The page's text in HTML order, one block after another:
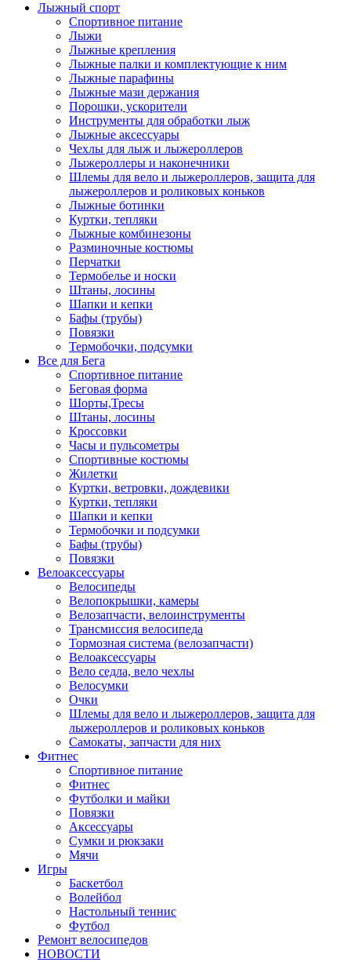
Лыжный спорт
Спортивное питание
Лыжи
Лыжные крепления
Лыжные палки и комплектующие к ним
Лыжные парафины
Лыжные мази держания
Порошки, ускорители
Инструменты для обработки лыж
Лыжные аксессуары
Чехлы для лыж и лыжероллеров
Лыжероллеры и наконечники
Шлемы для вело и лыжероллеров, защита для
лыжероллеров и роликовых коньков
Лыжные ботинки
Куртки, тепляки
Лыжные комбинезоны
Разминочные костюмы
Перчатки
Термобелье и носки
Штаны, лосины
Шапки и кепки
Бафы (трубы)
Повязки
Термобочки, подсумки
Все для Бега
Спортивное питание
Беговая форма
Шорты,Тресы
Штаны, лосины
Кроссовки
Часы и пульсометры
Спортивные костюмы
Жилетки
Куртки, ветровки, дождевики
Куртки, тепляки
Шапки и кепки
Термобочки и подсумки
Бафы (трубы)
Повязки
Велоаксессуары
Велосипеды
Велопокрышки, камеры
Велозапчасти, велоинструменты
Трансмиссия велосипеда
Тормозная система (велозапчасти)
Велоаксессуары
Вело седла, вело чехлы
Велосумки
Очки
Шлемы для вело и лыжероллеров, защита для
лыжероллеров и роликовых коньков
Самокаты, запчасти для них
Фитнес
Спортивное питание
Фитнес
Футболки и майки
Повязки
Аксессуары
Сумки и рюкзаки
Мячи
Игры
Баскетбол
Волейбол
Настольный теннис
Футбол
Ремонт велосипедов
НОВОСТИ